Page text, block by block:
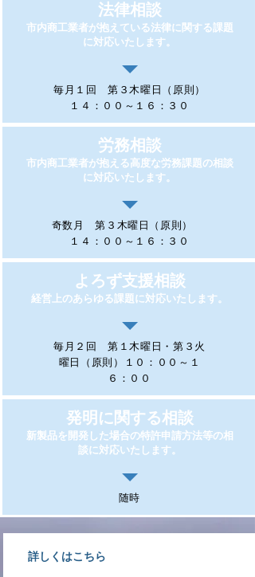
法律相談
市内商工業者が抱えている法律に関する課題
に対応いたします。
毎月１回 第３木曜日（原則）
１４：００～１６：３０
労務相談
市内商工業者が抱える高度な労務課題の相談
に対応いたします。
奇数月 第３木曜日（原則）
１４：００～１６：３０
よろず支援相談
経営上のあらゆる課題に対応いたします。
毎月２回 第１木曜日・第３火
曜日（原則）１０：００～１
６：００
発明に関する相談
新製品を開発した場合の特許申請方法等の相
談に対応いたします。
随時
詳しくはこちら